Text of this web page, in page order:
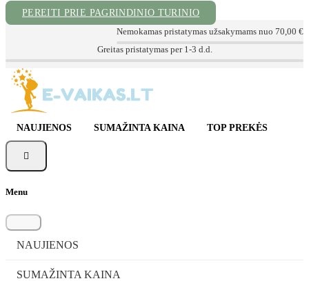
PEREITI PRIE PAGRINDINIO TURINIO
Nemokamas pristatymas užsakymams nuo 70,00 €
Kokybiškos prekės už geriausią kainą
NAUJIENOS SUMAŽINTA KAINA TOP PREKĖS

Menu
NAUJIENOS
SUMAŽINTA KAINA